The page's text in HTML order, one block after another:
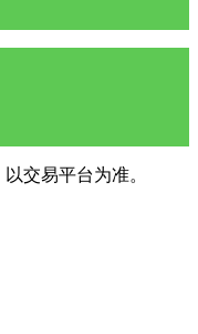
交易平台为准。